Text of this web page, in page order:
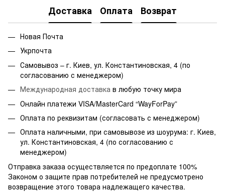
Доставка Оплата Возврат
Новая Почта
Укрпочта
Самовывоз – г. Киев, ул. Константиновская, 4 (по
согласованию с менеджером)
Международная доставка в любую точку мира
Онлайн платежи VISA/MasterCard “WayForPay”
Оплата по реквизитам (согласовать с менеджером)
Оплата наличными, при самовывозе из шоурума: г. Киев,
ул. Константиновская, 4 (по согласованию с
менеджером)
Отправка заказа осуществляется по предоплате 100%
Законом о защите прав потребителей не предусмотрено
возвращение этого товара надлежащего качества.